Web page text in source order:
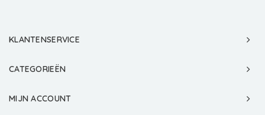
KLANTENSERVICE
CATEGORIEËN
MIJN ACCOUNT